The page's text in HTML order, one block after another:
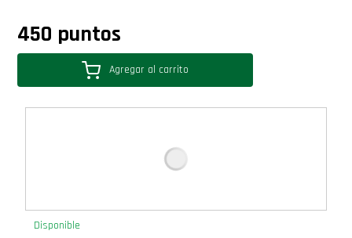
450 puntos
Agregar al carrito
Disponible